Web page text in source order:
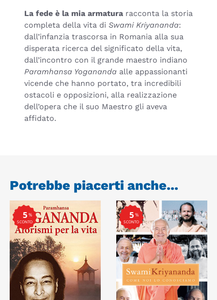
La fede è la mia armatura racconta la storia
completa della vita di Swami Kriyananda:
dall’infanzia trascorsa in Romania alla sua
disperata ricerca del significato della vita,
dall’incontro con il grande maestro indiano
Paramhansa Yogananda alle appassionanti
vicende che hanno portato, tra incredibili
ostacoli e opposizioni, alla realizzazione
dell’opera che il suo Maestro gli aveva
affidato.
Potrebbe piacerti anche...
%
SCONTO
5 %
SCONTO
5